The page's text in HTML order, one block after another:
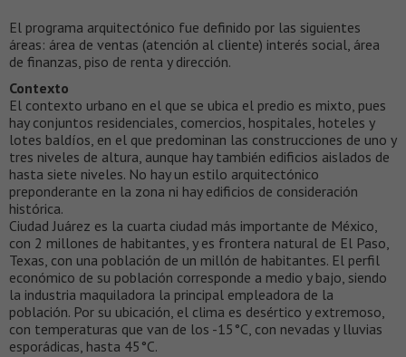
El programa arquitectónico fue definido por las siguientes
áreas: área de ventas (atención al cliente) interés social, área
de finanzas, piso de renta y dirección.
Contexto
El contexto urbano en el que se ubica el predio es mixto, pues
hay conjuntos residenciales, comercios, hospitales, hoteles y
lotes baldíos, en el que predominan las construcciones de uno y
tres niveles de altura, aunque hay también edificios aislados de
hasta siete niveles. No hay un estilo arquitectónico
preponderante en la zona ni hay edificios de consideración
histórica.
Ciudad Juárez es la cuarta ciudad más importante de México,
con 2 millones de habitantes, y es frontera natural de El Paso,
Texas, con una población de un millón de habitantes. El perfil
económico de su población corresponde a medio y bajo, siendo
la industria maquiladora la principal empleadora de la
población. Por su ubicación, el clima es desértico y extremoso,
con temperaturas que van de los -15°C, con nevadas y lluvias
esporádicas, hasta 45°C.